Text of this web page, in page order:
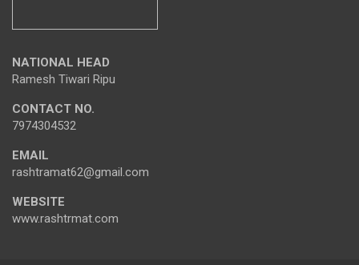
NATIONAL HEAD
Ramesh Tiwari Ripu
CONTACT NO.
7974304532
EMAIL
rashtramat62@gmail.com
WEBSITE
www.rashtrmat.com